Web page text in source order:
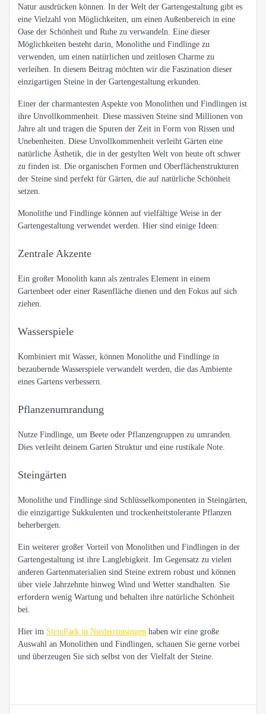
Natur ausdrücken können. In der Welt der Gartengestaltung gibt es
eine Vielzahl von Möglichkeiten, um einen Außenbereich in eine
Oase der Schönheit und Ruhe zu verwandeln. Eine dieser
Möglichkeiten besteht darin, Monolithe und Findlinge zu
verwenden, um einen natürlichen und zeitlosen Charme zu
verleihen. In diesem Beitrag möchten wir die Faszination dieser
einzigartigen Steine in der Gartengestaltung erkunden.
Einer der charmantesten Aspekte von Monolithen und Findlingen ist
ihre Unvollkommenheit. Diese massiven Steine sind Millionen von
Jahre alt und tragen die Spuren der Zeit in Form von Rissen und
Unebenheiten. Diese Unvollkommenheit verleiht Gärten eine
natürliche Ästhetik, die in der gestylten Welt von heute oft schwer
zu finden ist. Die organischen Formen und Oberflächenstrukturen
der Steine sind perfekt für Gärten, die auf natürliche Schönheit
setzen.
Monolithe und Findlinge können auf vielfältige Weise in der
Gartengestaltung verwendet werden. Hier sind einige Ideen:
Zentrale Akzente
Ein großer Monolith kann als zentrales Element in einem
Gartenbeet oder einer Rasenfläche dienen und den Fokus auf sich
ziehen.
Wasserspiele
Kombiniert mit Wasser, können Monolithe und Findlinge in
bezaubernde Wasserspiele verwandelt werden, die das Ambiente
eines Gartens verbessern.
Pflanzenumrandung
Nutze Findlinge, um Beete oder Pflanzengruppen zu umranden.
Dies verleiht deinem Garten Struktur und eine rustikale Note.
Steingärten
Monolithe und Findlinge sind Schlüsselkomponenten in Steingärten,
die einzigartige Sukkulenten und trockenheitstolerante Pflanzen
beherbergen.
Ein weiterer großer Vorteil von Monolithen und Findlingen in der
Gartengestaltung ist ihre Langlebigkeit. Im Gegensatz zu vielen
anderen Gartenmaterialien sind Steine extrem robust und können
über viele Jahrzehnte hinweg Wind und Wetter standhalten. Sie
erfordern wenig Wartung und behalten ihre natürliche Schönheit
bei.
Hier im SteinPark in Niederrimsingen haben wir eine große
Auswahl an Monolithen und Findlingen, schauen Sie gerne vorbei
und überzeugen Sie sich selbst von der Vielfalt der Steine.